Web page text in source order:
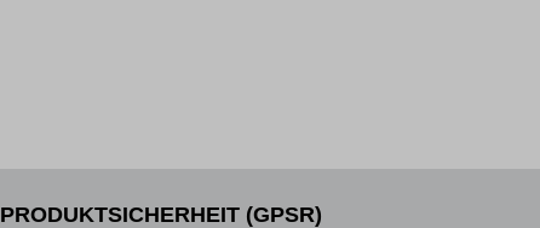
PRODUKTSICHERHEIT (GPSR)